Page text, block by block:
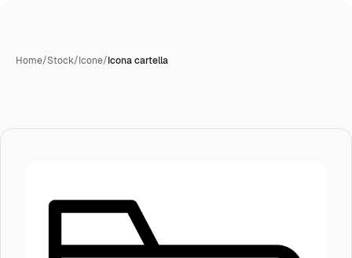
Home/Stock/Icone/Icona cartella